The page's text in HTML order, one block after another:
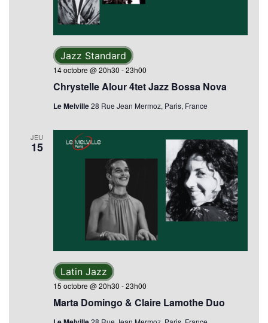
Chrystelle Alour 4tet Jazz Bossa Nova
14 octobre @ 20h30 -23h00
Jazz Standard
Le Melville28 Rue Jean Mermoz, Paris, France
JEU
15
Marta Domingo & Claire Lamothe Duo
15 octobre @ 20h30 -23h00
Latin Jazz